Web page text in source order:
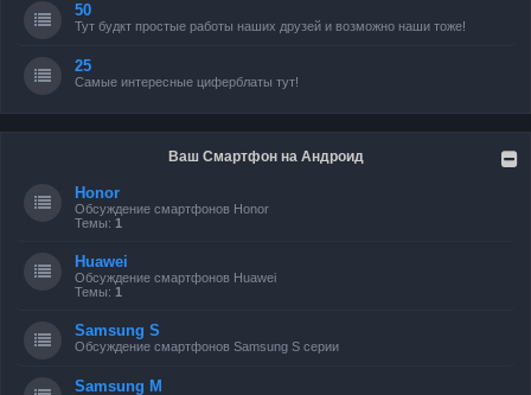
50
Тут будкт простые работы наших друзей и возможно наши тоже!
25
Самые интересные циферблаты тут!
Ваш Смартфон на Андроид
Honor
Обсуждение смартфонов Honor
Темы: 1
Huawei
Обсуждение смартфонов Huawei
Темы: 1
Samsung S
Обсуждение смартфонов Samsung S серии
Samsung M